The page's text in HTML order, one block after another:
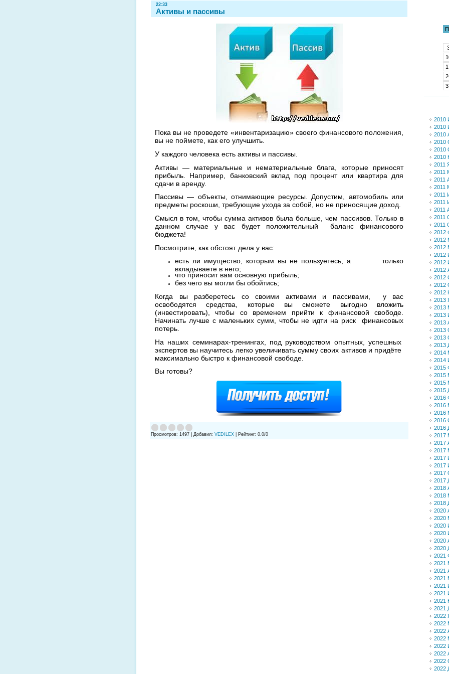
22:33
Активы и пассивы
Пока вы не проведете «инвентаризацию» своего финансового положения,
вы не поймете, как его улучшить.
У каждого человека есть активы и пассивы.
Активы — материальные и нематериальные блага, которые приносят
прибыль. Например, банковский вклад под процент или квартира для
сдачи в аренду.
Пассивы — объекты, отнимающие ресурсы. Допустим, автомобиль или
предметы роскоши, требующие ухода за собой, но не приносящие доход.
Смысл в том, чтобы сумма активов была больше, чем пассивов. Только в
данном случае у вас будет положительный баланс финансового
бюджета!
Посмотрите, как обстоят дела у вас:
есть ли имущество, которым вы не пользуетесь, а только
вкладываете в него;
что приносит вам основную прибыль;
без чего вы могли бы обойтись;
Когда вы разберетесь со своими активами и пассивами, у вас
освободятся средства, которые вы сможете выгодно вложить
(инвестировать), чтобы со временем прийти к финансовой свободе.
Начинать лучше с маленьких сумм, чтобы не идти на риск финансовых
потерь.
На наших семинарах-тренингах, под руководством опытных, успешных
экспертов вы научитесь легко увеличивать сумму своих активов и придёте
максимально быстро к финансовой свободе.
Вы готовы?
Просмотров: 1497 Добавил: VEDILEX Рейтинг: 0.0/0
2010
2010
2010
2010
2010
2010
2011
2011
2011
2011
2011
2011
2011
2011
2011
2012
2012
2012
2012
2012
2012
2012
2012
2012
2013
2013
2013
2013
2013
2013
2013
2014
2014
2015
2015
2015
2015
2016
2016
2016
2016
2016
2017
2017
2017
2017
2017
2017
2017
2018
2018
2018
2020
2020
2020
2020
2020
2020
2021
2021
2021
2021
2021
2021
2021
2021
2022
2022
2022
2022
2022
2022
2022
2022